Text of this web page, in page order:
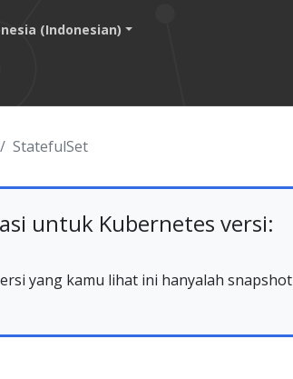
(Indonesian)
StatefulSet
untuk Kubernetes versi:
yang kamu lihat ini hanyalah snapshot